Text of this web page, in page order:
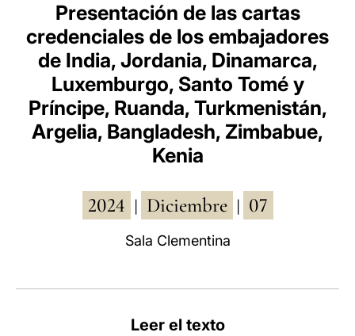
DEUTSCH
POLSKI
العربيّة
中文
Presentación de las cartas
credenciales de los embajadores
de India, Jordania, Dinamarca,
Luxemburgo, Santo Tomé y
Príncipe, Ruanda, Turkmenistán,
Argelia, Bangladesh, Zimbabue,
Kenia
2024 Diciembre 07
Sala Clementina
Leer el texto